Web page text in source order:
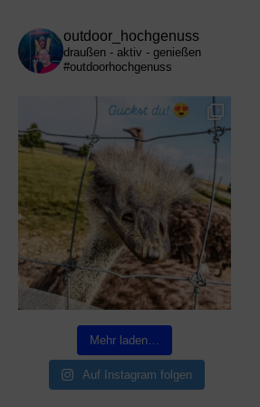
outdoor_hochgenuss
draußen - aktiv - genießen
#outdoorhochgenuss
Mehr laden…
Auf Instagram folgen